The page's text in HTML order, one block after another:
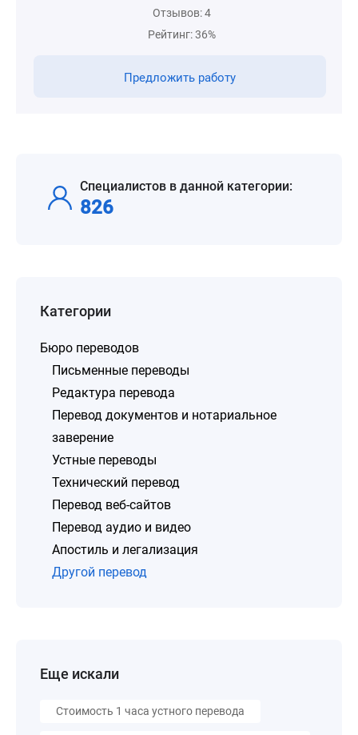
Отзывов: 4
Рейтинг: 36%
Предложить работу
Специалистов в данной категории:
826
Категории
Бюро переводов
Письменные переводы
Редактура перевода
Перевод документов и нотариальное
заверение
Устные переводы
Технический перевод
Перевод веб-сайтов
Перевод аудио и видео
Апостиль и легализация
Другой перевод
Еще искали
Стоимость 1 часа устного перевода